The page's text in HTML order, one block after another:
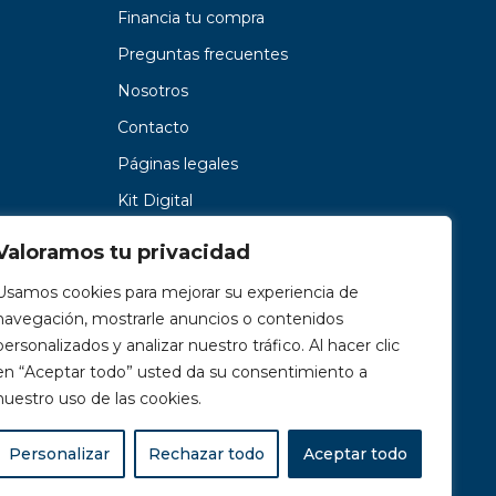
tu privacidad
cookies para mejorar su experiencia de
mostrarle anuncios o contenidos
y analizar nuestro tráfico. Al hacer clic
“Aceptar todo” usted da su consentimiento a
uso de las cookies.
Personalizar Rechazar todo Aceptar todo
Financia tu compra
Preguntas frecuentes
Nosotros
Contacto
Páginas legales
Kit Digital